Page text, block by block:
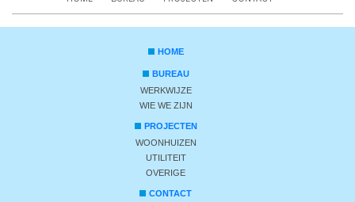
HOME
BUREAU
WERKWIJZE
WIE WE ZIJN
PROJECTEN
WOONHUIZEN
UTILITEIT
OVERIGE
CONTACT